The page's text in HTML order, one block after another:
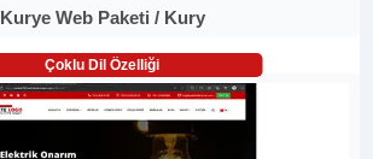
Kurye Web Paketi / Kury
Çoklu Dil Özelliği